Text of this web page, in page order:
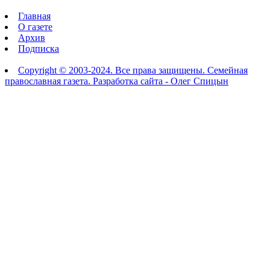
Главная
О газете
Архив
Подписка
Copyright © 2003-2024. Все права защищены. Семейная
православная газета. Разработка сайта - Олег Спицын